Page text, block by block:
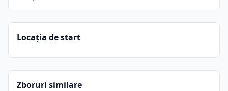
Locația de start
Zboruri similare